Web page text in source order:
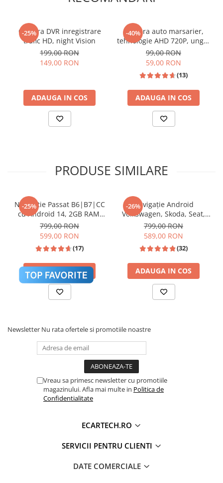
Modulatoare Auto FM
Invertoare auto
Lumini Ambientale
Cabluri Audio
Pompe transfer
Trusa cale distributie
Huse volan
Chei si truse chei
Accesorii compresoare
Aparate de lipit si capsat
Masini de polisat
Compresoare aer
Boxe & Subwoofer Auto
Difuzore Auto
Amplificatoare auto
📱 Meniu Aplicații Structurat
🎵 Egalizator Audio DSP
pentru Bass, Treble și Loudness.
Sistem Activ de Răcire (Cooling
Fan)
-25%
Camera DVR inregistrare
trafic HD, night Vision
199,00 RON
149,00 RON
ADAUGA IN COS
-40%
Camera auto marsarier,
tehnologie AHD 720P, unghi
170 grade, rezistenta la apa
si praf
99,00 RON
59,00 RON
(13)
ADAUGA IN COS
PRODUSE SIMILARE
-25%
Navigatie Passat B6|B7|CC
cu Android 14, 2GB RAM,
CarPlay si Anroid Auto,
Mirror Link, Wi-fi, Youtube,
Waze, ecran HD 10.1 Inch
799,00 RON
599,00 RON
(17)
ADAUGA IN COS
-26%Navigație Android
Volkswagen, Skoda, Seat,
CarPlay & Android Auto,
ecran 7"|Compatibil Golf 5,
Golf 6, Jetta, Passat
B6/B7/CC, Polo, Tiguan,
Touran
799,00 RON
589,00 RON
(32)
ADAUGA IN COS
Newsletter Nu rata ofertele si promotiile noastre
Vreau sa primesc newsletter cu promotiile
magazinului. Afla mai multe in Politica de
Confidentialitate
ECARTECH.RO
SERVICII PENTRU CLIENTI
DATE COMERCIALE